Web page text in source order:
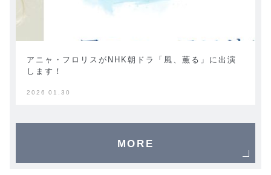
アニャ・フロリスがNHK朝ドラ「風、薫る」に出演
します！
2026 01.30
MORE